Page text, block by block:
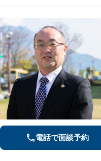
電話で面談予約